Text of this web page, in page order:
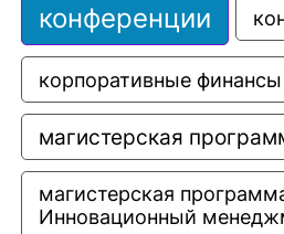
конференции
корпоративные финансы
магистерская
магистерская
Инновационный